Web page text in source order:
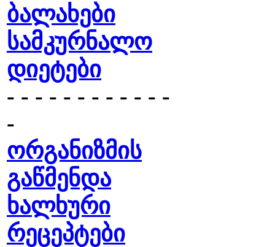
ბალახები
სამკურნალო
დიეტები
- - - - - - - - - - - -
-
ორგანიზმის
გაწმენდა
ხალხური
რეცეპტები